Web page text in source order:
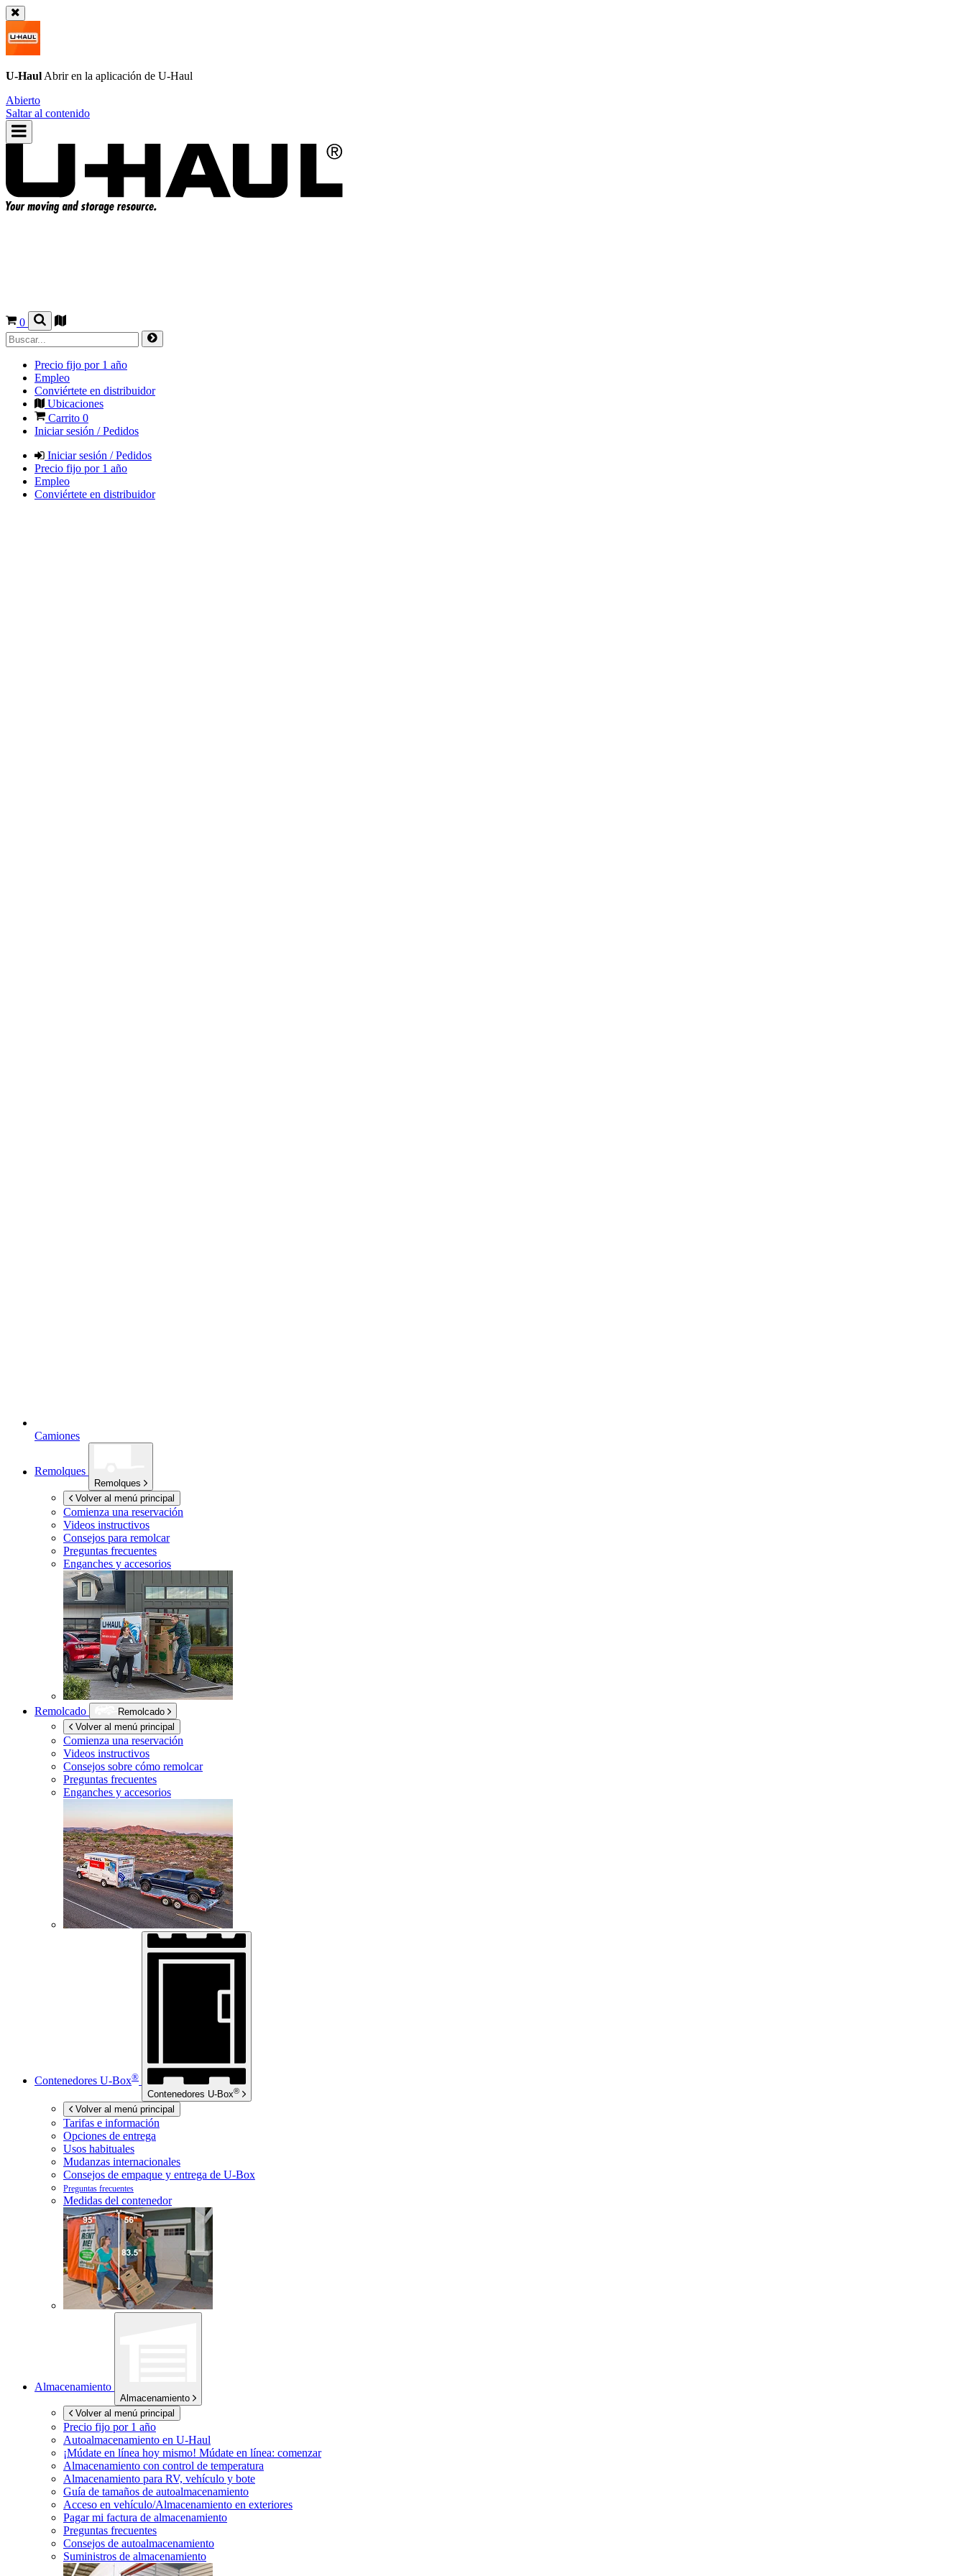
U-Haul Abrir en la aplicación de U-Haul
Abierto
Saltar al contenido
0
Precio fijo por 1 año
Empleo
Conviértete en distribuidor
Ubicaciones
Carrito 0
Iniciar sesión / Pedidos
Iniciar sesión / Pedidos
Precio fijo por 1 año
Empleo
Conviértete en distribuidor
Camiones
Remolques
Remolques
Volver al menú principal
Comienza una reservación
Videos instructivos
Consejos para remolcar
Preguntas frecuentes
Enganches y accesorios
Remolcado
Remolcado
Volver al menú principal
Comienza una reservación
Videos instructivos
Consejos sobre cómo remolcar
Preguntas frecuentes
Enganches y accesorios
Contenedores U-Box®
Contenedores U-Box®
Volver al menú principal
Tarifas e información
Opciones de entrega
Usos habituales
Mudanzas internacionales
Consejos de empaque y entrega de U-Box
Preguntas frecuentes
Medidas del contenedor
Almacenamiento
Almacenamiento
Volver al menú principal
Precio fijo por 1 año
Autoalmacenamiento en U-Haul
¡Múdate en línea hoy mismo! Múdate en línea: comenzar
Almacenamiento con control de temperatura
Almacenamiento para RV, vehículo y bote
Guía de tamaños de autoalmacenamiento
Acceso en vehículo/Almacenamiento en exteriores
Pagar mi factura de almacenamiento
Preguntas frecuentes
Consejos de autoalmacenamiento
Suministros de almacenamiento